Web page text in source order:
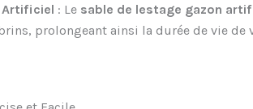
Artificiel : Le sable de lestage gazon
prolongeant ainsi la durée de vie